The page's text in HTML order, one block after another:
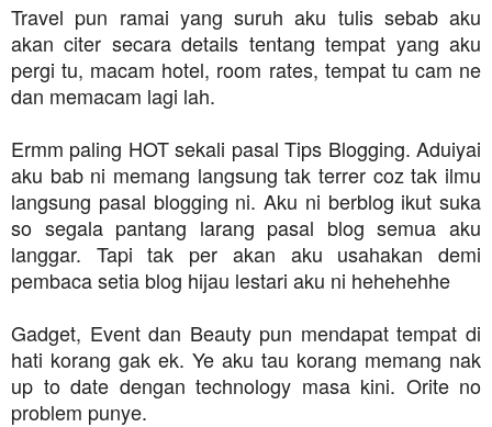
Travel pun ramai yang suruh aku tulis sebab aku
akan citer secara details tentang tempat yang aku
pergi tu, macam hotel, room rates, tempat tu cam ne
dan memacam lagi lah.
Ermm paling HOT sekali pasal Tips Blogging. Aduiyai
aku bab ni memang langsung tak terrer coz tak ilmu
langsung pasal blogging ni. Aku ni berblog ikut suka
so segala pantang larang pasal blog semua aku
langgar. Tapi tak per akan aku usahakan demi
pembaca setia blog hijau lestari aku ni hehehehhe
Gadget, Event dan Beauty pun mendapat tempat di
hati korang gak ek. Ye aku tau korang memang nak
up to date dengan technology masa kini. Orite no
problem punye.